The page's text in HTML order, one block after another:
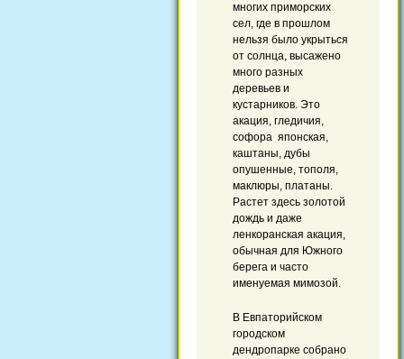
многих приморских
сел, где в прошлом
нельзя было укрыться
от солнца, высажено
много разных
деревьев и
кустарников. Это
акация, гледичия,
софора японская,
каштаны, дубы
опушенные, тополя,
маклюры, платаны.
Растет здесь золотой
дождь и даже
ленкоранская акация,
обычная для Южного
берега и часто
именуемая мимозой.
В Евпаторийском
городском
дендропарке собрано